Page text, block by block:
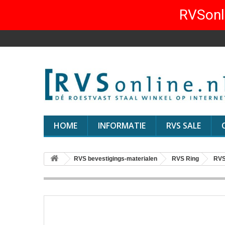
HOME INFORMATIE RVS SALE
RVS bevestigings-materialen RVS Ring